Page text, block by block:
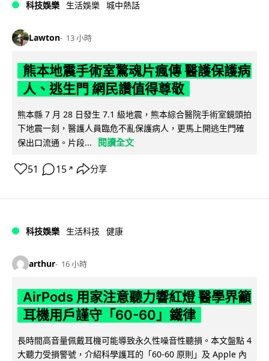
科技娛樂 生活娛樂 城中熱話
Lawton 13 小時
熊本地震手術室驚魂片瘋傳 醫護保護病
人、逃生門 網民讚值得尊敬
熊本縣 7 月 28 日發生 7.1 級地震，熊本綜合醫院手術室鏡頭拍
下地震一刻，醫護人員臨危不亂保護病人，更馬上開逃生門確
保出口流通。片段...
閱讀全文
51 15 ↗ 分享
科技娛樂 生活科技 健康
arthur 16 小時
AirPods 用家注意聽力響紅燈 醫學界籲
耳機用戶謹守「60-60」鐵律
長時間高音量佩戴耳機可能導致永久性噪音性聽損。本文盤點 4
大聽力受損警號，介紹科學護耳的「60-60 原則」及 Apple 內